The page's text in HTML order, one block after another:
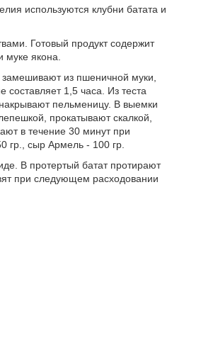
используются клубни батата и
Готовый продукт содержит
муке якона.
из пшеничной муки,
1,5 часа. Из теста
пельменицу. В выемки
прокатывают скалкой,
в течение 30 минут при
гр., сыр Армель - 100 гр.
В протертый батат протирают
при следующем расходовании